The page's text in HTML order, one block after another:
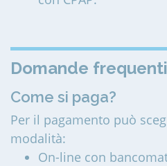
Domande frequenti
Come si paga?
Per il pagamento può
modalità:
On-line con